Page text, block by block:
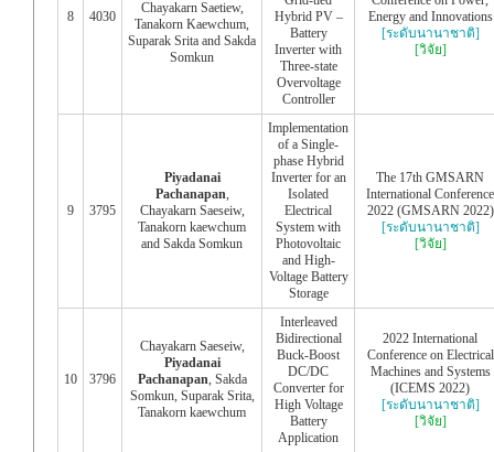
8 4030
Chayakarn Saetiew,
Tanakorn Kaewchum,
Suparak Srita and Sakda
Somkun
Hybrid PV –
Battery
Inverter with
Three-state
Overvoltage
Controller
Energy and Innovations
[ระดับนานาชาติ]
[วิจัย]
9 3795
Piyadanai
Pachanapan
Chayakarn Saeseiw,
Tanakorn kaewchum
and Sakda Somkun
Implementation
of a Single-
phase Hybrid
Inverter for an
Isolated
Electrical
System with
Photovoltaic
and High-
Voltage Battery
Storage
The 17th GMSARN
International Conference
2022 (GMSARN 2022)
[ระดับนานาชาติ]
[วิจัย]
10 3796
Chayakarn Saeseiw,
Piyadanai
Pachanapan , Sakda
Somkun, Suparak Srita,
Tanakorn kaewchum
Interleaved
Bidirectional
Buck-Boost
DC/DC
Converter for
High Voltage
Battery
Application
2022 International
Conference on Electrical
Machines and Systems
(ICEMS 2022)
[ระดับนานาชาติ]
[วิจัย]